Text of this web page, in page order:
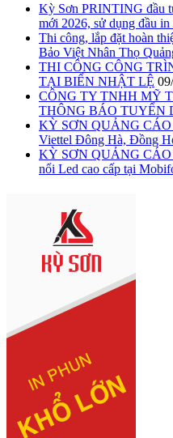
Kỳ Sơn PRINTING đầu
mới 2026, sử dụng đầu
Thi công, lắp đặt hoàn
Bảo Việt Nhân Thọ
THI CÔNG CÔNG
TẠI BIỂN NHẬT LỆ
CÔNG TY TNHH MỸ
THÔNG BÁO TUYỂN
KỲ SƠN QUẢNG CÁO
Viettel Đông Hà, Đồng
KỲ SƠN QUẢNG CÁO
nổi Led cao cấp tại